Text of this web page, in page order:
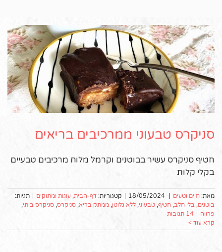
סניקרס טבעוני ממרכיבים בריאים
חטיף סניקרס עשיר בבוטנים וקרמל מלוח מרכיבים טבעיים
בקלי קלות
מאת: חיים וטעים 18/05/2024 קטגוריות: דף-הבית, עוגות ומתוקים
תגיות:
בוטנים, בלי חלב, חטיף, טבעוני, ללא גלוטן, ממתק בריא, סניקרס, סניקרס ביתי,
פרווה
14 תגובות
קרא עוד >